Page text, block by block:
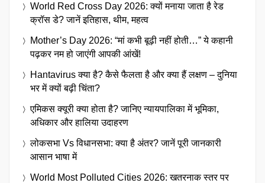
World Red Cross Day 2026: क्यों मनाया जाता है रेड
क्रॉस डे? जानें इतिहास, थीम, महत्व
Mother’s Day 2026: “मां कभी बूढ़ी नहीं होती…” ये कहानी
पढ़कर नम हो जाएंगी आपकी आंखें!
Hantavirus क्या है? कैसे फैलता है और क्या हैं लक्षण – दुनिया
भर में क्यों बढ़ी चिंता?
एमिकस क्यूरी क्या होता है? जानिए न्यायपालिका में भूमिका,
अधिकार और हालिया उदाहरण
लोकसभा Vs विधानसभा: क्या है अंतर? जानें पूरी जानकारी
आसान भाषा में
World Most Polluted Cities 2026: खतरनाक स्तर पर